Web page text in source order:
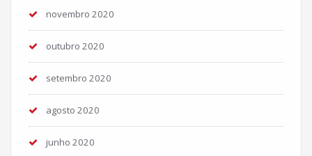
novembro 2020
outubro 2020
setembro 2020
agosto 2020
junho 2020